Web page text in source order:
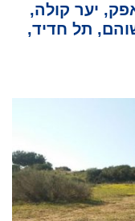
20: מתל אפק, יער קולה,
תל חדיד,